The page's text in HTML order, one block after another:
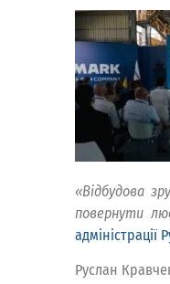
«Відбудова
повернути
адміністрації
Руслан